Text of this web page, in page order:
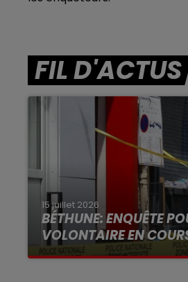
DEBOUT C'EST
FIL D'ACTUS
15 juillet 2026
BÉTHUNE: ENQUÊTE
VOLONTAIRE EN
Selon les premiers